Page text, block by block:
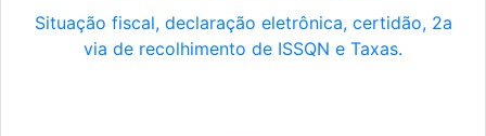
Situação fiscal, declaração eletrônica, certidão, 2a
via de recolhimento de ISSQN e Taxas.